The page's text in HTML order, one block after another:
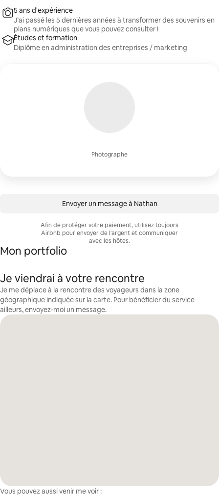
Photographe
5 ans d'expérience
J’ai passé les 5 dernières années à transformer des souvenirs en
plans numériques que vous pouvez consulter !
Études et formation
Diplôme en administration des entreprises / marketing
Envoyer un message à Nathan
Afin de protéger votre paiement, utilisez toujours
Airbnb pour envoyer de l'argent et communiquer
avec les hôtes.
Mon portfolio
Je viendrai à votre rencontre
Je me déplace à la rencontre des voyageurs dans la zone
géographique indiquée sur la carte. Pour bénéficier du service
ailleurs, envoyez-moi un message.
Vous pouvez aussi venir me voir :